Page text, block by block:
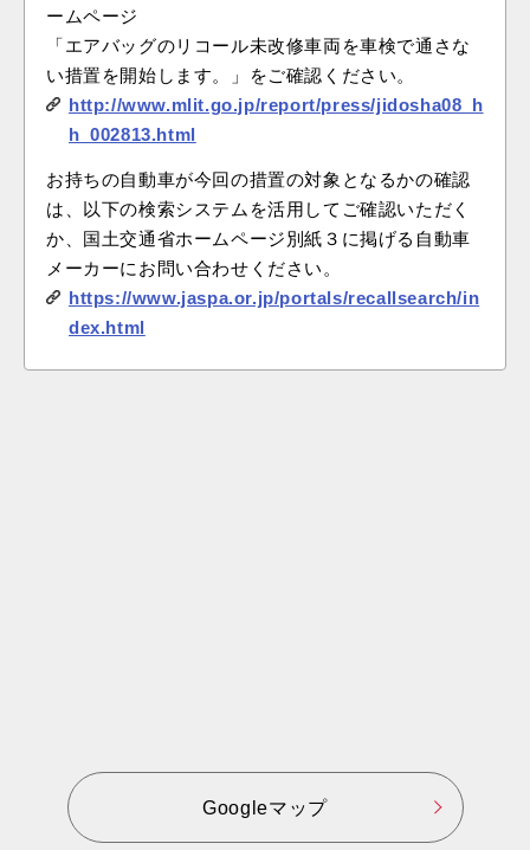
ームページ
「エアバッグのリコール未改修車両を車検で通さな
い措置を開始します。」をご確認ください。
http://www.mlit.go.jp/report/press/jidosha08_h
h_002813.html
お持ちの自動車が今回の措置の対象となるかの確認
は、以下の検索システムを活用してご確認いただく
か、国土交通省ホームページ別紙３に掲げる自動車
メーカーにお問い合わせください。
https://www.jaspa.or.jp/portals/recallsearch/in
dex.html
Googleマップ
オイル・エレメント交換
タイヤ交換
タイヤ点検・交換
タイヤ交換ホイール付（夏⇔冬 入れ替え）
タイヤ交換ホイール付（夏⇔冬 入れ替え）＋オ
イル交換
タイヤ交換ホイール付（夏⇔冬 入れ替え）＋オ
イル交換・エレメント交換
バッテリー交換
承諾して予約に進む